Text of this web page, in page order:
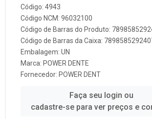
Código: 4943
Código NCM: 96032100
Código de Barras do Produto:
Código de Barras da Caixa:
Embalagem: UN
Marca: POWER DENTE
Fornecedor: POWER DENT
Faça seu login ou
cadastre-se para ver preços e